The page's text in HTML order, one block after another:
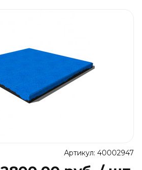
Артикул: 40002947